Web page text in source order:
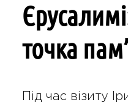
точка
Під час візиту